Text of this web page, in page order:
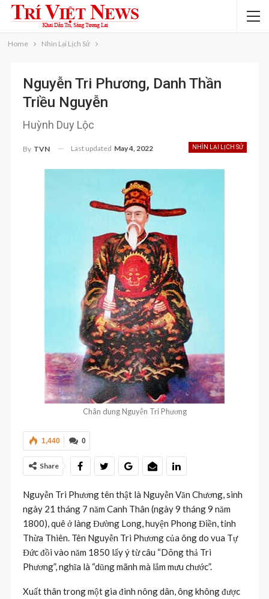
Home Nhìn Lại Lịch Sử
Nguyễn Tri Phương, Danh Thần
Triều Nguyễn
Huỳnh Duy Lộc
NHÌN LẠI LỊCH SỬ
By TVN Last updated May 4, 2022
Chân dung Nguyễn Tri Phương
0
1,440
Share
Nguyễn Tri Phương tên thật là Nguyễn Văn Chương, sinh
ngày 21 tháng 7 năm Canh Thân (ngày 9 tháng 9 năm
1800), quê ở làng Đường Long, huyện Phong Điền, tỉnh
Thừa Thiên. Tên Nguyễn Tri Phương của ông do vua Tự
Đức đồi vào năm 1850 lấy ý từ câu “Dõng thả Tri
Phương”, nghĩa là “dũng mãnh mà lắm mưu chước”.
Xuất thân trong một gia đình nông dân, ông không được